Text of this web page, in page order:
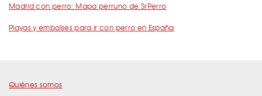
Madrid con perro: Mapa perruno de SrPerro
Playas y embalses para ir con perro en España
Quiénes somos